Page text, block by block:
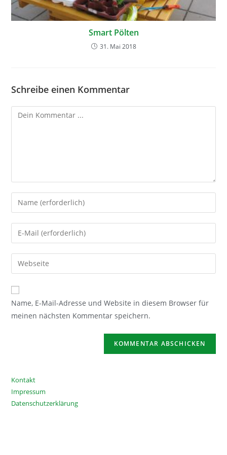
Smart Pölten
31. Mai 2018
Schreibe einen Kommentar
Kommentieren
Gib
deinen
Namen
oder
zum
Kommentieren
ein
Gib
deine
E-
Mail-
zum
Kommentieren
ein
Gib
deine
Website-
URL
Name, E-Mail-Adresse und Website in diesem Browser für
meinen nächsten Kommentar speichern.
Kontakt
Impressum
Datenschutzerklärung